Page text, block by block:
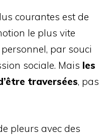
courantes est de
le plus vite
par souci
sociale. Mais les
traversées, pas
pleurs avec des